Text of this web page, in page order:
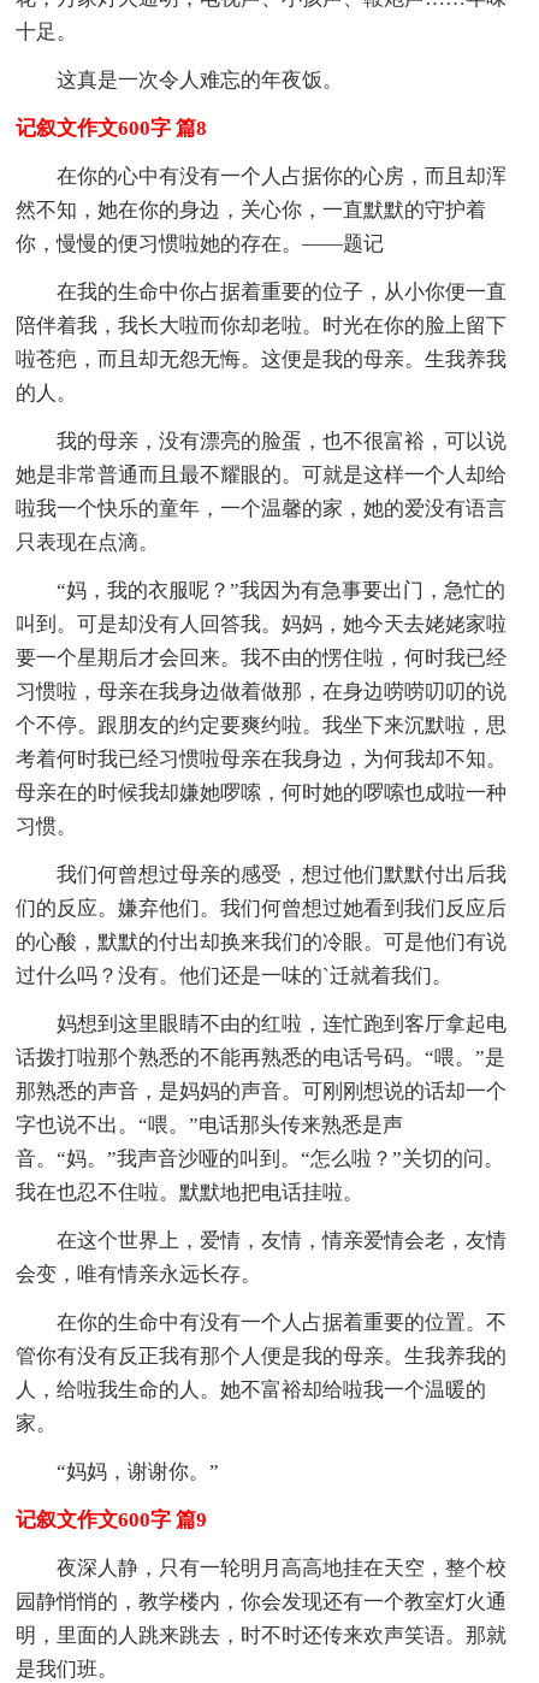
十足。
这真是一次令人难忘的年夜饭。
记叙文作文600字 篇8
在你的心中有没有一个人占据你的心房，而且却浑
然不知，她在你的身边，关心你，一直默默的守护着
你，慢慢的便习惯啦她的存在。——题记
在我的生命中你占据着重要的位子，从小你便一直
陪伴着我，我长大啦而你却老啦。时光在你的脸上留下
啦苍疤，而且却无怨无悔。这便是我的母亲。生我养我
的人。
我的母亲，没有漂亮的脸蛋，也不很富裕，可以说
她是非常普通而且最不耀眼的。可就是这样一个人却给
啦我一个快乐的童年，一个温馨的家，她的爱没有语言
只表现在点滴。
“妈，我的衣服呢？”我因为有急事要出门，急忙的
叫到。可是却没有人回答我。妈妈，她今天去姥姥家啦
要一个星期后才会回来。我不由的愣住啦，何时我已经
习惯啦，母亲在我身边做着做那，在身边唠唠叨叨的说
个不停。跟朋友的约定要爽约啦。我坐下来沉默啦，思
考着何时我已经习惯啦母亲在我身边，为何我却不知。
母亲在的时候我却嫌她啰嗦，何时她的啰嗦也成啦一种
习惯。
我们何曾想过母亲的感受，想过他们默默付出后我
们的反应。嫌弃他们。我们何曾想过她看到我们反应后
的心酸，默默的付出却换来我们的冷眼。可是他们有说
过什么吗？没有。他们还是一味的`迁就着我们。
妈想到这里眼睛不由的红啦，连忙跑到客厅拿起电
话拨打啦那个熟悉的不能再熟悉的电话号码。“喂。”是
那熟悉的声音，是妈妈的声音。可刚刚想说的话却一个
字也说不出。“喂。”电话那头传来熟悉是声
音。“妈。”我声音沙哑的叫到。“怎么啦？”关切的问。
我在也忍不住啦。默默地把电话挂啦。
在这个世界上，爱情，友情，情亲爱情会老，友情
会变，唯有情亲永远长存。
在你的生命中有没有一个人占据着重要的位置。不
管你有没有反正我有那个人便是我的母亲。生我养我的
人，给啦我生命的人。她不富裕却给啦我一个温暖的
家。
“妈妈，谢谢你。”
记叙文作文600字 篇9
夜深人静，只有一轮明月高高地挂在天空，整个校
园静悄悄的，教学楼内，你会发现还有一个教室灯火通
明，里面的人跳来跳去，时不时还传来欢声笑语。那就
是我们班。